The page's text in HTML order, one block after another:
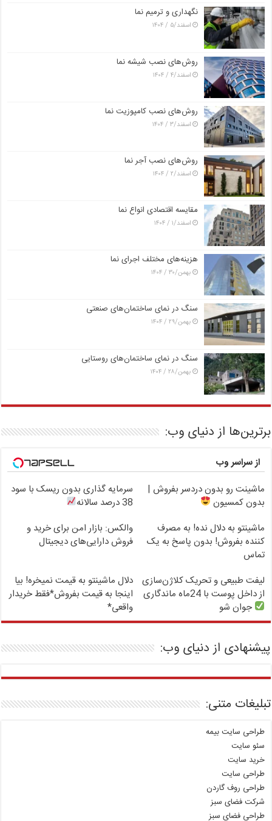
نگهداری و ترمیم نما
اسفند/۵ / ۱۴۰۴
روش‌های نصب شیشه نما
اسفند/۴ / ۱۴۰۴
روش‌های نصب کامپوزیت نما
اسفند/۳ / ۱۴۰۴
روش‌های نصب آجر نما
اسفند/۲ / ۱۴۰۴
مقایسه اقتصادی انواع نما
اسفند/۱ / ۱۴۰۴
هزینه‌های مختلف اجرای نما
بهمن/۳۰ / ۱۴۰۴
سنگ در نمای ساختمان‌های صنعتی
بهمن/۲۹ / ۱۴۰۴
سنگ در نمای ساختمان‌های روستایی
بهمن/۲۸ / ۱۴۰۴
برترین‌ها از دنیای وب:
از سراسر وب
ماشینت رو بدون دردسر بفروش |
بدون کمسیون
سرمایه گذاری بدون ریسک با سود
38 درصد سالانه
ماشینتو به دلال نده! به مصرف
کننده بفروش! بدون پاسخ به یک
تماس
والکس: بازار امن برای خرید و
فروش دارایی‌های دیجیتال
لیفت طبیعی و تحریک کلاژن‌سازی
از داخل پوست با 24ماه ماندگاری
جوان شو
دلال ماشینتو به قیمت نمیخره! بیا
اینجا به قیمت بفروش*فقط خریدار
واقعی*
پیشنهادی از دنیای وب:
تبلیغات متنی:
طراحی سایت بیمه
سئو سایت
خرید سایت
طراحی سایت
طراحی روف گاردن
شرکت فضای سبز
طراحی فضای سبز